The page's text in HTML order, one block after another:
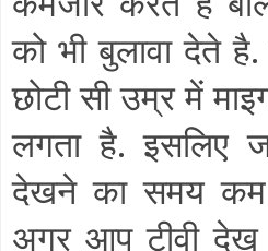
को भी बुलावा देते
छोटी सी उम्र में
लगता है. इसलिए
देखने का समय
अगर आप टीवी